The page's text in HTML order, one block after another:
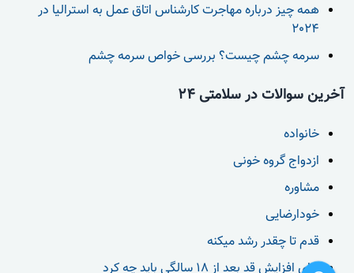
همه چیز درباره مهاجرت کارشناس اتاق عمل به استرالیا در
2024
سرمه چشم چیست؟ بررسی خواص سرمه چشم
آخرین سوالات در سلامتی 24
خانواده
ازدواج گروه خونی
مشاوره
خودارضایی
قدم تا چقدر رشد میکنه
برای افزایش قد بعد از 18 سالگی باید چه کرد